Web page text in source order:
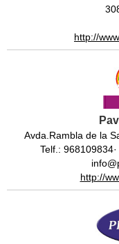
http://
Avda.Rambla de la
Telf.:
http://